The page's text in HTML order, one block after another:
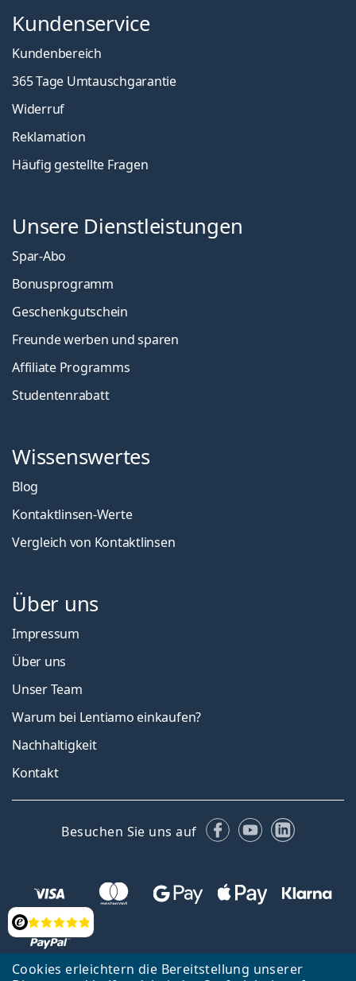
Cookies erleichtern die Bereitstellung unserer
Bewertung
Kundenservice
Kundenbereich
365 Tage Umtauschgarantie
Widerruf
Reklamation
Häufig gestellte Fragen
Unsere Dienstleistungen
Spar-Abo
Bonusprogramm
Geschenkgutschein
Freunde werben und sparen
Affiliate Programms
Studentenrabatt
Wissenswertes
Blog
Kontaktlinsen-Werte
Vergleich von Kontaktlinsen
Über uns
Impressum
Über uns
Unser Team
Warum bei Lentiamo einkaufen?
Nachhaltigkeit
Kontakt
Besuchen Sie uns auf Facebook
YouTubeLinkedIn